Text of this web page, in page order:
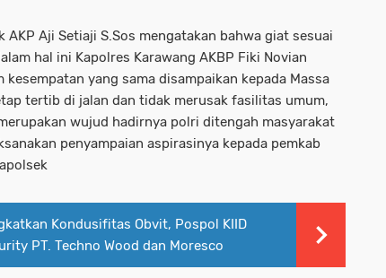
AKP Aji Setiaji S.Sos mengatakan bahwa giat sesuai
hal ini Kapolres Karawang AKBP Fiki Novian
kesempatan yang sama disampaikan kepada Massa
tertib di jalan dan tidak merusak fasilitas umum,
wujud hadirnya polri ditengah masyarakat
penyampaian aspirasinya kepada pemkab
Kondusifitas Obvit, Pospol KIID
PT. Techno Wood dan Moresco